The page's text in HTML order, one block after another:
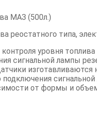
МАЗ (500л.)
реостатного типа,
уровня
сигнальной лампы
от формы и